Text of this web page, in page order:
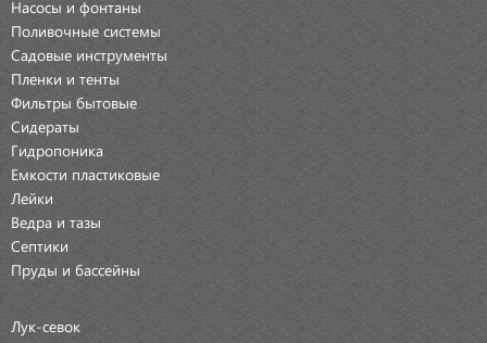
Насосы и фонтаны
Поливочные системы
Садовые инструменты
Пленки и тенты
Фильтры бытовые
Сидераты
Гидропоника
Емкости пластиковые
Лейки
Ведра и тазы
Септики
Пруды и бассейны
Лук-севок